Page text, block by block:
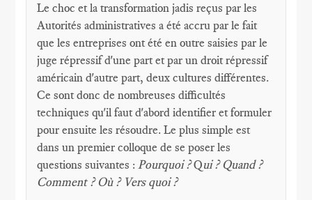
Le choc et la transformation jadis reçus par les
Autorités administratives a été accru par le fait
que les entreprises ont été en outre saisies par le
juge répressif d'une part et par un droit répressif
américain d'autre part, deux cultures différentes.
Ce sont donc de nombreuses difficultés
techniques qu'il faut d'abord identifier et formuler
pour ensuite les résoudre. Le plus simple est
dans un premier colloque de se poser les
questions suivantes :Pourquoi ?Qui ? Quand ?
Comment ? Où ? Vers quoi ?